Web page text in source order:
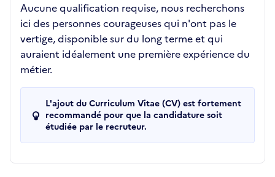
Aucune qualification requise, nous recherchons
ici des personnes courageuses qui n'ont pas le
vertige, disponible sur du long terme et qui
auraient idéalement une première expérience du
métier.
L'ajout du Curriculum Vitae (CV) est fortement
recommandé pour que la candidature soit
étudiée par le recruteur.